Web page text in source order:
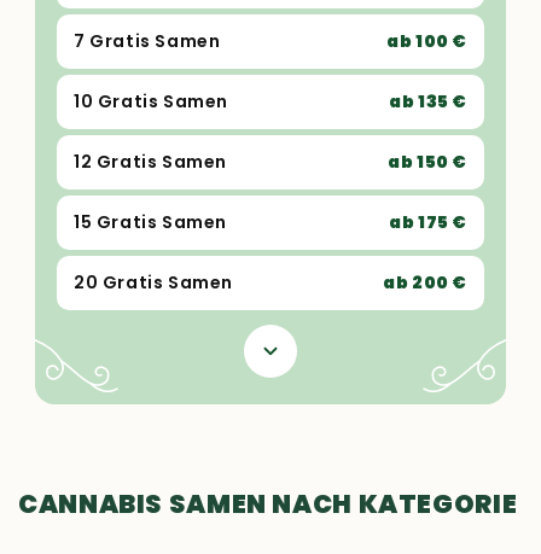
7 Gratis Samen ab 100 €
10 Gratis Samen ab 135 €
12 Gratis Samen ab 150 €
15 Gratis Samen ab 175 €
20 Gratis Samen ab 200 €
CANNABIS SAMEN NACH KATEGORIE